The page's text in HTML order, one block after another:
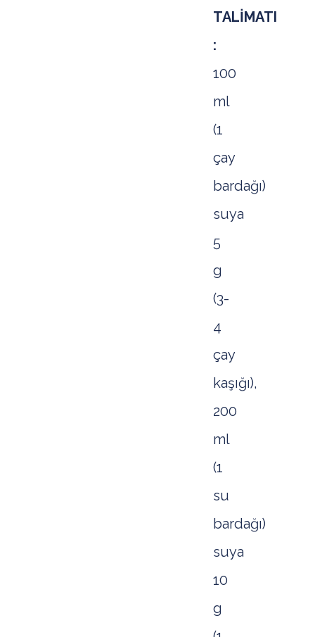
TALİMATI
:
100
ml
(1
çay
bardağı)
suya
5
g
(3-
4
çay
kaşığı),
200
ml
(1
su
bardağı)
suya
10
g